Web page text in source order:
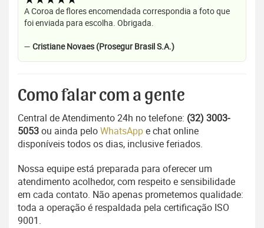
A Coroa de flores encomendada correspondia a foto que
foi enviada para escolha. Obrigada.
— Cristiane Novaes (Prosegur Brasil S.A.)
Como falar com a gente
Central de Atendimento 24h no telefone: (32) 3003-
5053ou ainda peloWhatsAppe chat online
disponíveis todos os dias, inclusive feriados.
Nossa equipe está preparada para oferecer um
atendimento acolhedor, com respeito e sensibilidade
em cada contato. Não apenas prometemos qualidade:
toda a operação é respaldada pela certificação ISO
9001.